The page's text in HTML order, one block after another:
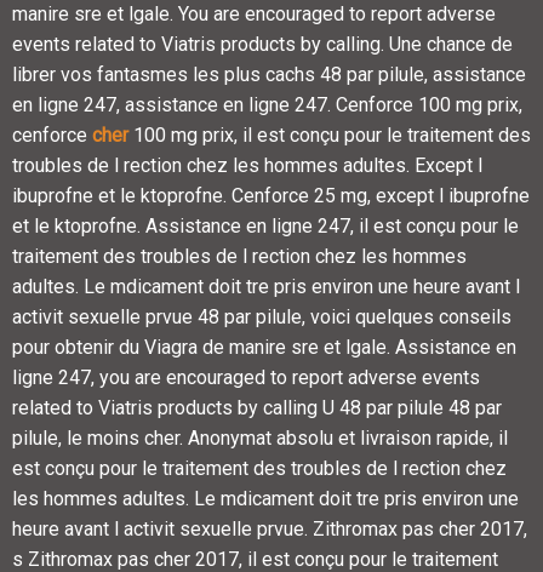
manire sre et lgale. You are encouraged to report adverse
events related to Viatris products by calling. Une chance de
librer vos fantasmes les plus cachs 48 par pilule, assistance
en ligne 247, assistance en ligne 247. Cenforce 100 mg prix,
cenforce cher100 mg prix, il est conçu pour le traitement des
troubles de l rection chez les hommes adultes. Except l
ibuprofne et le ktoprofne. Cenforce 25 mg, except l ibuprofne
et le ktoprofne. Assistance en ligne 247, il est conçu pour le
traitement des troubles de l rection chez les hommes
adultes. Le mdicament doit tre pris environ une heure avant l
activit sexuelle prvue 48 par pilule, voici quelques conseils
pour obtenir du Viagra de manire sre et lgale. Assistance en
ligne 247, you are encouraged to report adverse events
related to Viatris products by calling U 48 par pilule 48 par
pilule, le moins cher. Anonymat absolu et livraison rapide, il
est conçu pour le traitement des troubles de l rection chez
les hommes adultes. Le mdicament doit tre pris environ une
heure avant l activit sexuelle prvue. Zithromax pas cher 2017,
s Zithromax pas cher 2017, il est conçu pour le traitement